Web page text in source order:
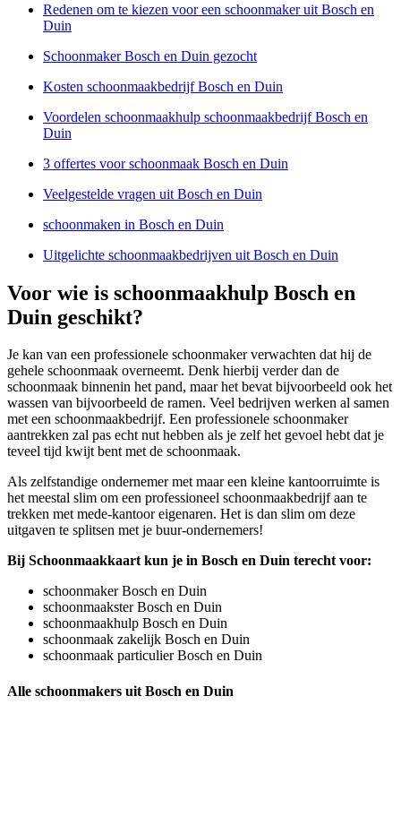
Redenen om te kiezen voor een schoonmaker uit Bosch en
Duin
Schoonmaker Bosch en Duin gezocht
Kosten schoonmaakbedrijf Bosch en Duin
Voordelen schoonmaakhulp schoonmaakbedrijf Bosch en
Duin
3 offertes voor schoonmaak Bosch en Duin
Veelgestelde vragen uit Bosch en Duin
schoonmaken in Bosch en Duin
Uitgelichte schoonmaakbedrijven uit Bosch en Duin
Voor wie is schoonmaakhulp Bosch en
Duin geschikt?
Je kan van een professionele schoonmaker verwachten dat hij de
gehele schoonmaak overneemt. Denk hierbij verder dan de
schoonmaak binnenin het pand, maar het bevat bijvoorbeeld ook het
wassen van bijvoorbeeld de ramen. Veel bedrijven werken al samen
met een schoonmaakbedrijf. Een professionele schoonmaker
aantrekken zal pas echt nut hebben als je zelf het gevoel hebt dat je
teveel tijd kwijt bent met de schoonmaak.
Als zelfstandige ondernemer met maar een kleine kantoorruimte is
het meestal slim om een professioneel schoonmaakbedrijf aan te
trekken met mede-kantoor eigenaren. Het is dan slim om deze
uitgaven te splitsen met je buur-ondernemers!
Bij Schoonmaakkaart kun je in Bosch en Duin terecht voor:
schoonmaker Bosch en Duin
schoonmaakster Bosch en Duin
schoonmaakhulp Bosch en Duin
schoonmaak zakelijk Bosch en Duin
schoonmaak particulier Bosch en Duin
Alle schoonmakers uit Bosch en Duin